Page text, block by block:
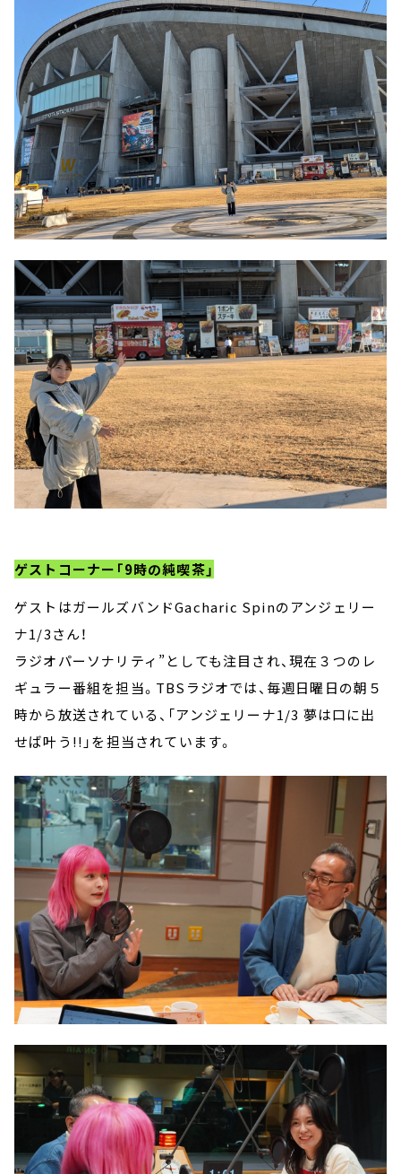
ゲストコーナー「9時の純喫茶」
ゲストはガールズバンドGacharic Spinのアンジェリー
ナ1/3さん！
ラジオパーソナリティ”としても注目され、現在３つのレ
ギュラー番組を担当。TBSラジオでは、毎週日曜日の朝５
時から放送されている、「アンジェリーナ1/3 夢は口に出
せば叶う!!」を担当されています。